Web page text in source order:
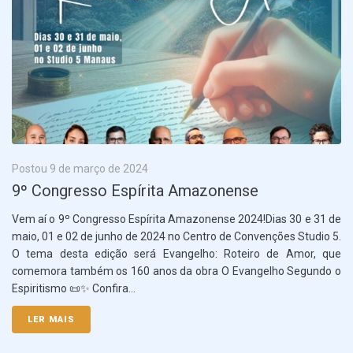
Postou 9 de março de 2024
9º Congresso Espírita Amazonense
Vem aí o 9º Congresso Espírita Amazonense 2024!Dias 30 e 31 de
maio, 01 e 02 de junho de 2024 no Centro de Convenções Studio 5.
O tema desta edição será Evangelho: Roteiro de Amor, que
comemora também os 160 anos da obra O Evangelho Segundo o
Espiritismo 📜✨ Confira...
LER MAIS
Usuário
Senha
Esqueceu sua senha?